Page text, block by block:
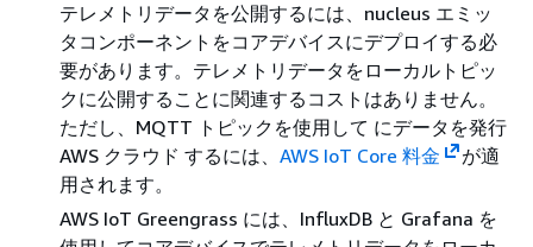
テレメトリデータを公開するには、nucleus エミッ
タコンポーネントをコアデバイスにデプロイする必
要があります。テレメトリデータをローカルトピッ
クに公開することに関連するコストはありません。
ただし、MQTT トピックを使用して にデータを発行
AWS クラウド するには、 AWS IoT Core 料金
が適
用されます。
AWS IoT Greengrass には、InfluxDB と Grafana を